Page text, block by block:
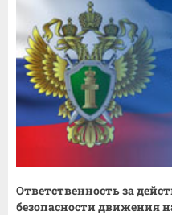
Ответственность за
безопасности движения